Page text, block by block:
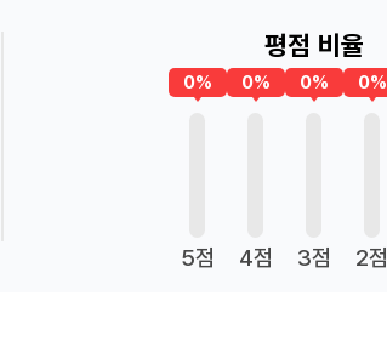
평점 비율
0%
5점
0%
4점
0%
3점
0%
2점